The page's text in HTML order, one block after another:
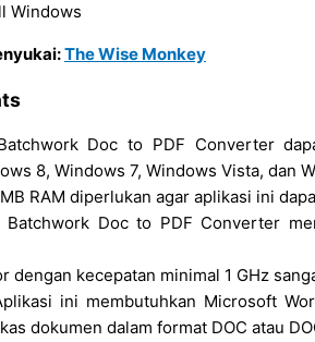
Windows
The Wise Monkey
Doc to PDF Converter
8, Windows 7, Windows Vista, dan
RAM diperlukan agar aplikasi ini
Batchwork Doc to PDF Converter
dengan kecepatan minimal 1 GHz
ini membutuhkan Microsoft
dokumen dalam format DOC atau